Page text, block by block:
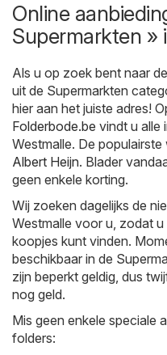
Online
Supermarkten »
Als u op zoek bent naar
uit de Supermarkten
hier aan het juiste adres!
Folderbode.be vindt u alle
Westmalle. De
Albert Heijn. Blader
geen enkele korting.
Wij zoeken dagelijks de
Westmalle voor u, zodat
koopjes kunt vinden.
beschikbaar in de
zijn beperkt geldig, dus
nog geld.
Mis geen enkele speciale
folders: